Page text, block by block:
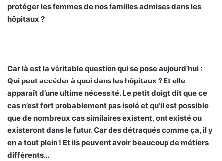
protéger les femmes de nos familles admises dans les
hôpitaux ?
Car là est la véritable question qui se pose aujourd’hui :
Qui peut accéder à quoi dans les hôpitaux ? Et elle
apparaît d’une ultime nécessité. Le petit doigt dit que ce
cas n’est fort probablement pas isolé et qu’il est possible
que de nombreux cas similaires existent, ont existé ou
existeront dans le futur. Car des détraqués comme ça, il y
en a tout plein ! Et ils peuvent avoir beaucoup de métiers
différents…